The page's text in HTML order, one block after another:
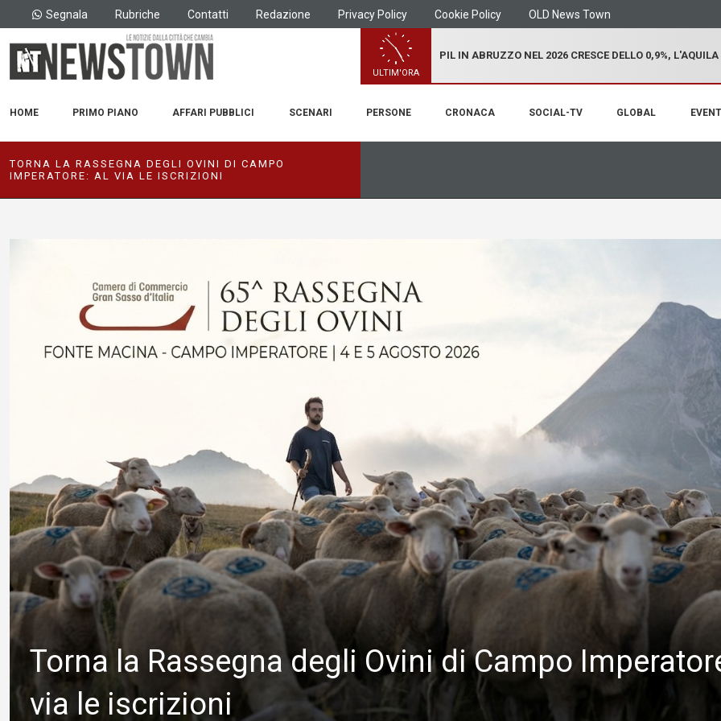
Segnala Rubriche Contatti Redazione Privacy Policy Cookie Policy OLD News Town
ULTIM'ORA
PIL IN ABRUZZO NEL 2026 CRESCE DELLO 0,9%,
HOME PRIMO PIANO AFFARI PUBBLICI SCENARI PERSONE CRONACA SOCIAL-TV GLOBAL
TORNA LA RASSEGNA DEGLI OVINI DI CAMPO
IMPERATORE: AL VIA LE ISCRIZIONI
Torna la Rassegna degli Ovini di Campo
via le iscrizioni